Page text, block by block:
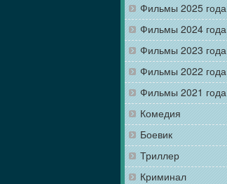
Фильмы 2025 года
Фильмы 2024 года
Фильмы 2023 года
Фильмы 2022 года
Фильмы 2021 года
Комедия
Боевик
Триллер
Криминал